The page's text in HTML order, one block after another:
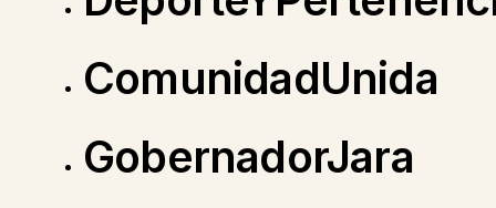
ComunidadUnida
GobernadorJara